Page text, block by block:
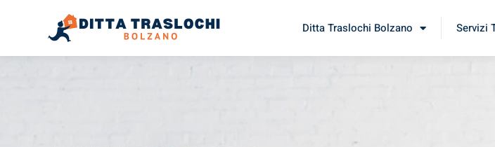
Ditta Traslochi Bolzano Servizi